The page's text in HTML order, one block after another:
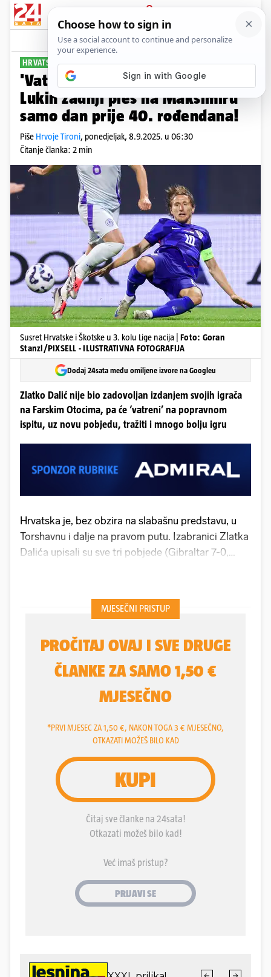
PRIJAVA
Sport Komentari
HRVATSKA - CRNA GORA PLUS+
'Vatreni' na popravnom ispitu:
Lukin zadnji ples na Maksimiru
samo dan prije 40. rođendana!
Piše Hrvoje Tironi, ponedjeljak, 8.9.2025. u 06:30
Čitanje članka: 2 min
Susret Hrvatske i Škotske u 3. kolu Lige nacija | Foto: Goran
Stanzl/PIXSELL - ILUSTRATIVNA FOTOGRAFIJA
Dodaj 24sata među omiljene izvore na Googleu
Zlatko Dalić nije bio zadovoljan izdanjem svojih igrača
na Farskim Otocima, pa će ‘vatreni’ na popravnom
ispitu, uz novu pobjedu, tražiti i mnogo bolju igru
Hrvatska je, bez obzira na slabašnu predstavu, u
Torshavnu i dalje na pravom putu. Izabranici Zlatka
Dalića upisali su sve tri pobjede (Gibraltar 7-0,
pa “vatreni” večeras protiv Crne Gore (20.45,
Maksimir) već praktički mogu izvaditi vizu za SAD,